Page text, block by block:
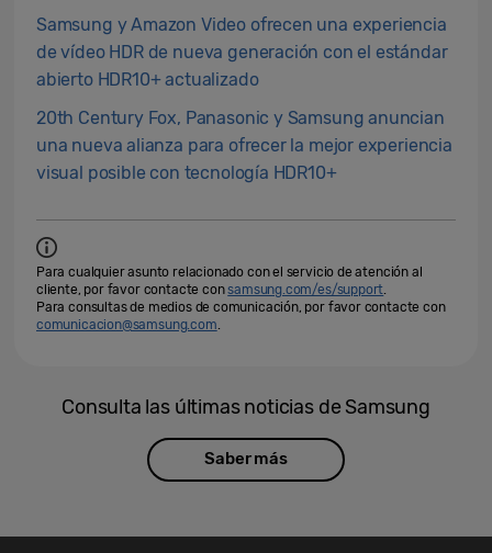
Samsung y Amazon Video ofrecen una experiencia
de vídeo HDR de nueva generación con el estándar
abierto HDR10+ actualizado
20th Century Fox, Panasonic y Samsung anuncian
una nueva alianza para ofrecer la mejor experiencia
visual posible con tecnología HDR10+
Para cualquier asunto relacionado con el servicio de atención al
cliente, por favor contacte consamsung.com/es/support
Para consultas de medios de comunicación, por favor contacte con
comunicacion@samsung.com
Consulta las últimas noticias de Samsung
Saber más